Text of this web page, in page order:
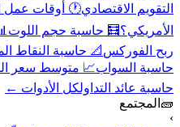
التقويم الاقتصادي🕐 أوقات عمل
الأمريكي؟🧮 حاسبة حجم اللوت
ربح الفوركس 📐 حاسبة النقاط
حاسبة السواب📈 متوسط سعر
حاسبة عائد التداولكل الأدوات ←
🧱 المجتمع
›